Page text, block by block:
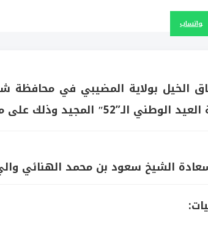
واتساب
الخيل بولاية المضيبي في محافظة
المجيد وذلك على مضمار المغيرات.
الشيخ سعود بن محمد الهنائي